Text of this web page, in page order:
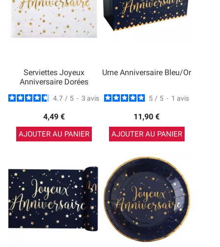
Serviettes Joyeux
Anniversaire Dorées
4.7 / 5 - 3 avis
4,49 €
AJOUTER AU PANIER
Urne Anniversaire Bleu/Or
5 / 5 - 1 avis
11,90 €
AJOUTER AU PANIER